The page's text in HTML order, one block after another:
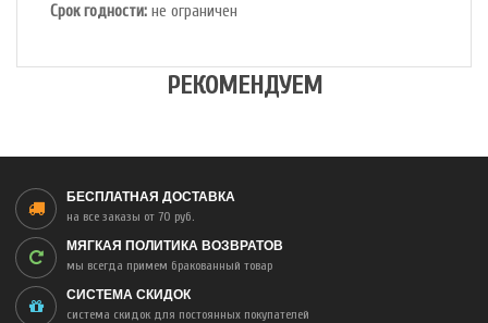
Срок годности: не ограничен
РЕКОМЕНДУЕМ
БЕСПЛАТНАЯ ДОСТАВКА
на все заказы от 70 руб.
МЯГКАЯ ПОЛИТИКА ВОЗВРАТОВ
мы всегда примем бракованный товар
СИСТЕМА СКИДОК
система скидок для постоянных покупателей